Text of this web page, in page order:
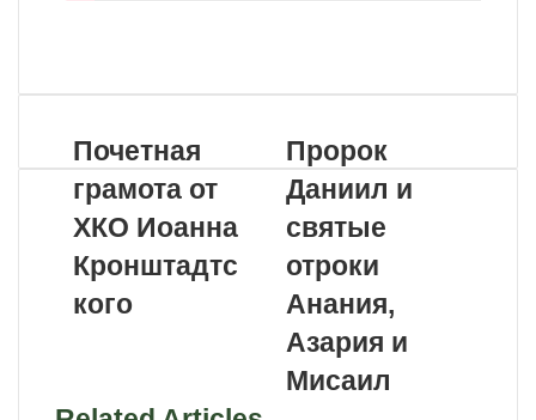
почте
Почетная
грамота от
ХКО Иоанна
Кронштадтс
кого
Пророк
Даниил и
святые
отроки
Анания,
Азария и
Мисаил